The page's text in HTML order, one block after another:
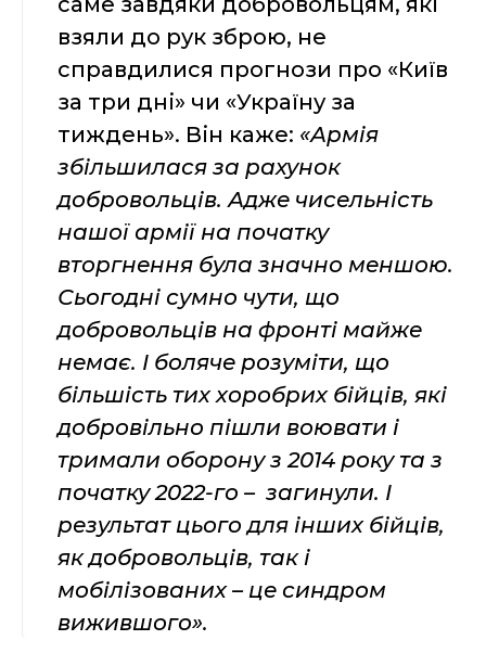
взяли до рук зброю, не
справдилися прогнози про «Київ
за три дні» чи «Україну за
тиждень». Він каже: «Армія
збільшилася за рахунок
добровольців. Адже чисельність
нашої армії на початку
вторгнення була значно меншою.
Сьогодні сумно чути, що
добровольців на фронті майже
немає. І боляче розуміти, що
більшість тих хоробрих бійців, які
добровільно пішли воювати і
тримали оборону з 2014 року та з
початку 2022-го – загинули. І
результат цього для інших бійців,
як добровольців, так і
мобілізованих – це синдром
вижившого».